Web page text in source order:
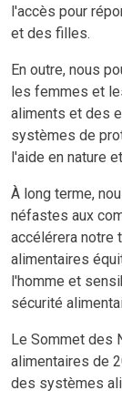
l'accès pour
et des filles.
En outre, nous
les femmes et
aliments et des
systèmes de
l'aide en nature
À long terme,
néfastes aux
accélérera notre
alimentaires
l'homme et
sécurité
Le Sommet des
alimentaires de
des systèmes